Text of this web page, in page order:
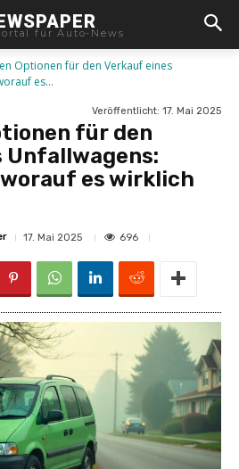
für Auto-News
Optionen für den Verkauf eines
es...
Veröffentlicht: 17. Mai 2025
für den
Unfallwagens:
es wirklich
17. Mai 2025 696